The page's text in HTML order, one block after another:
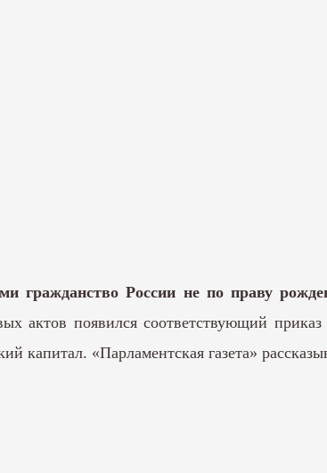
гражданство России не по праву
актов появился соответствующий
капитал. «Парламентская газета»